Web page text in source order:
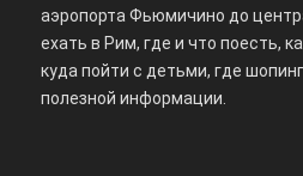
аэропорта Фьюмичино до
ехать в Рим, где и что поесть,
куда пойти с детьми, где
полезной информации.